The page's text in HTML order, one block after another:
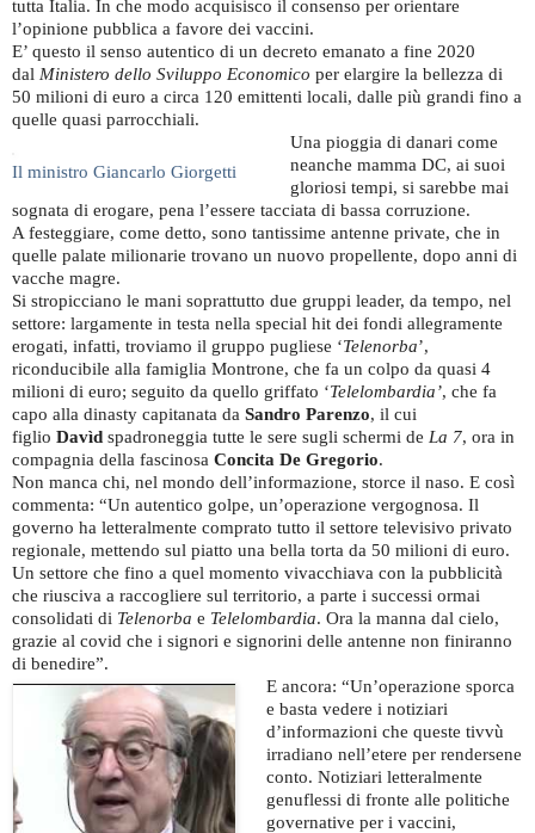
tutta Italia. In che modo acquisisco il consenso per orientare
l’opinione pubblica a favore dei vaccini.
E’ questo il senso autentico di un decreto emanato a fine 2020
dal Ministero dello Sviluppo Economico per elargire la bellezza di
50 milioni di euro a circa 120 emittenti locali, dalle più grandi fino a
quelle quasi parrocchiali.
Il ministro Giancarlo Giorgetti
Una pioggia di danari come
neanche mamma DC, ai suoi
gloriosi tempi, si sarebbe mai
sognata di erogare, pena l’essere tacciata di bassa corruzione.
A festeggiare, come detto, sono tantissime antenne private, che in
quelle palate milionarie trovano un nuovo propellente, dopo anni di
vacche magre.
Si stropicciano le mani soprattutto due gruppi leader, da tempo, nel
settore: largamente in testa nella special hit dei fondi allegramente
erogati, infatti, troviamo il gruppo pugliese ‘Telenorba’,
riconducibile alla famiglia Montrone, che fa un colpo da quasi 4
milioni di euro; seguito da quello griffato ‘Telelombardia’, che fa
capo alla dinasty capitanata da Sandro Parenzo, il cui
figlio Davìd spadroneggia tutte le sere sugli schermi de La 7, ora in
compagnia della fascinosa Concita De Gregorio.
Non manca chi, nel mondo dell’informazione, storce il naso. E così
commenta: “Un autentico golpe, un’operazione vergognosa. Il
governo ha letteralmente comprato tutto il settore televisivo privato
regionale, mettendo sul piatto una bella torta da 50 milioni di euro.
Un settore che fino a quel momento vivacchiava con la pubblicità
che riusciva a raccogliere sul territorio, a parte i successi ormai
consolidati di Telenorba e Telelombardia. Ora la manna dal cielo,
grazie al covid che i signori e signorini delle antenne non finiranno
di benedire”.
E ancora: “Un’operazione sporca
e basta vedere i notiziari
d’informazioni che queste tivvù
irradiano nell’etere per rendersene
conto. Notiziari letteralmente
genuflessi di fronte alle politiche
governative per i vaccini,